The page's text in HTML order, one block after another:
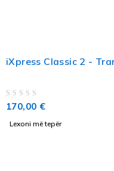
iXpress Classic 2 -
170,00 €
Lexoni më tepër